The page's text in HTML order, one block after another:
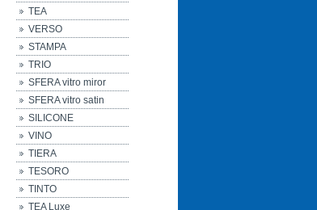
TEA
VERSO
STAMPA
TRIO
SFERA vitro miror
SFERA vitro satin
SILICONE
VINO
TIERA
TESORO
TINTO
TEA Luxe